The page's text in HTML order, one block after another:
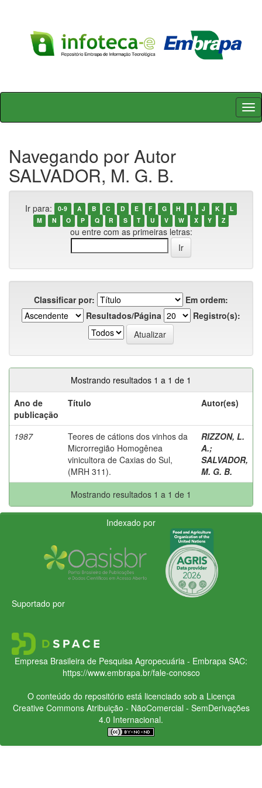
Skip
Navegando por Autor
SALVADOR, M. G. B.
Ir para: 0-9 A B C D E F G H I J K
L
M
N O P Q R S T U V W X Y Z
ou entre com as primeiras letras:
Classificar por:
Em ordem:
Resultados/Página
Registro(s):
Mostrando resultados 1 a 1 de 1
Ano de
publicação
Título Autor(es)
1987
Teores de cátions dos vinhos da
Microrregião Homogênea
vinicultora de Caxias do Sul,
(MRH 311).
RIZZON, L.
A.;
SALVADOR,
M. G. B.
Mostrando resultados 1 a 1 de 1
Indexado por
Suportado por
Empresa Brasileira de Pesquisa Agropecuária - Embrapa SAC:
https://www.embrapa.br/fale-conosco
O conteúdo do repositório está licenciado sob a Licença
Creative CommonsAtribuição - NãoComercial - SemDerivações
4.0 Internacional.